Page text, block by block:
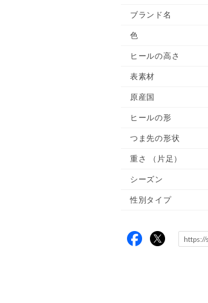
ブランド名
色
ヒールの高さ
表素材
原産国
ヒールの形
つま先の形状
重さ （片足）
シーズン
性別タイプ